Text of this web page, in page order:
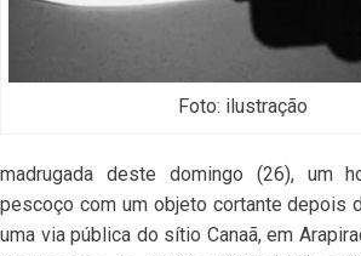
Foto: ilustração
madrugada deste domingo (26), um
pescoço com um objeto cortante depois
uma via pública do sítio Canaã, em